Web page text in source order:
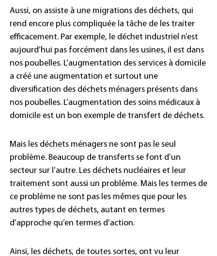
Aussi, on assiste à une migrations des déchets, qui
rend encore plus compliquée la tâche de les traiter
efficacement. Par exemple, le déchet industriel n’est
aujourd’hui pas forcément dans les usines, il est dans
nos poubelles. L’augmentation des services à domicile
a créé une augmentation et surtout une
diversification des déchets ménagers présents dans
nos poubelles. L’augmentation des soins médicaux à
domicile est un bon exemple de transfert de déchets.
Mais les déchets ménagers ne sont pas le seul
problème. Beaucoup de transferts se font d’un
secteur sur l’autre. Les déchets nucléaires et leur
traitement sont aussi un problème. Mais les termes de
ce problème ne sont pas les mêmes que pour les
autres types de déchets, autant en termes
d’approche qu’en termes d’action.
Ainsi, les déchets, de toutes sortes, ont vu leur